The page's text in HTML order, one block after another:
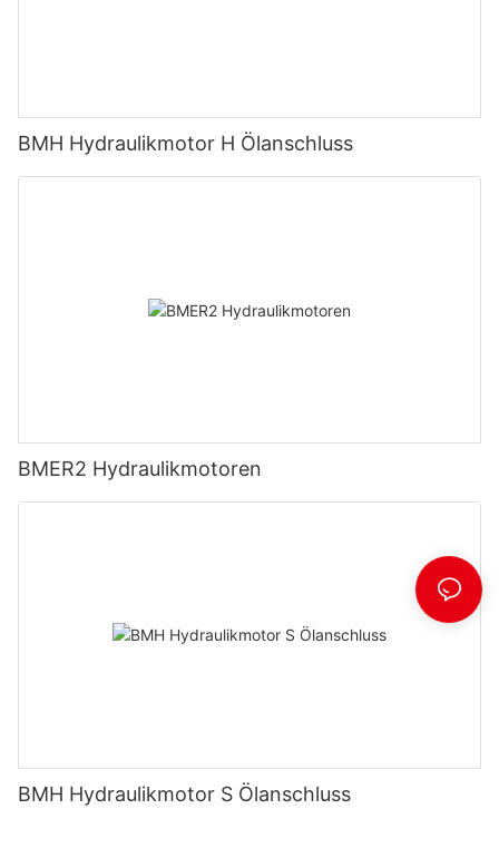
BMH Hydraulikmotor H Ölanschluss
BMER2 Hydraulikmotoren
BMH Hydraulikmotor S Ölanschluss